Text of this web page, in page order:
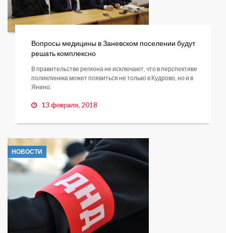
Вопросы медицины в Заневском поселении будут
решать комплексно
В правительстве региона не исключают, что в перспективе
поликлиника может появиться не только в Кудрово, но и в
Янино.
13 февраля, 2018
НОВОСТИ